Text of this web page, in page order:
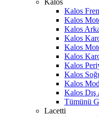
Kalos
Kalos
Kalos
Kalos
Kalos
Kalos
Kalos
Kalos
Kalos
Kalos
Kalos Dış
Tümünü
Lacetti